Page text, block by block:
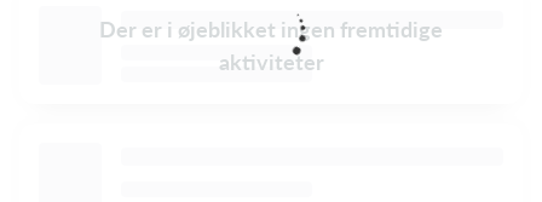
Der er i øjeblikket ingen fremtidige
aktiviteter